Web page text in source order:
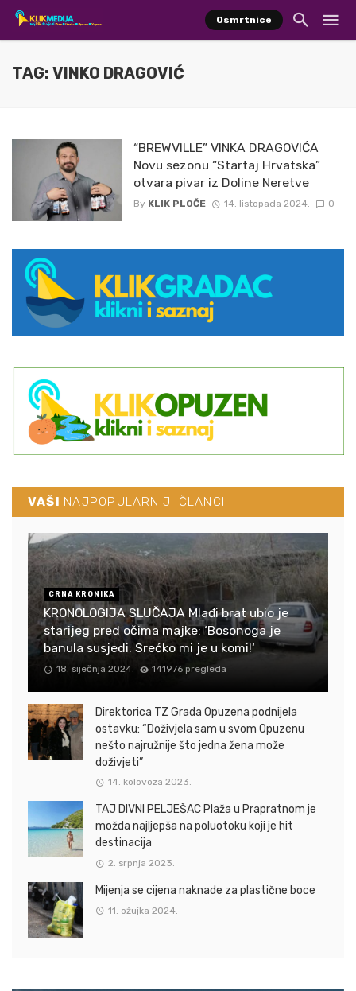
Osmrtnice
TAG: VINKO DRAGOVIĆ
“BREWVILLE” VINKA DRAGOVIĆA
Novu sezonu “Startaj Hrvatska”
otvara pivar iz Doline Neretve
By KLIK PLOČE 14. listopada 2024. 0
VAŠI NAJPOPULARNIJI ČLANCI
CRNA KRONIKA
KRONOLOGIJA SLUČAJA Mlađi brat ubio je
starijeg pred očima majke: ‘Bosonoga je
banula susjedi: Srećko mi je u komi!‘
18. siječnja 2024. 141976 pregleda
Direktorica TZ Grada Opuzena podnijela
ostavku: “Doživjela sam u svom Opuzenu
nešto najružnije što jedna žena može
doživjeti”
14. kolovoza 2023.
TAJ DIVNI PELJEŠAC Plaža u Prapratnom je
možda najljepša na poluotoku koji je hit
destinacija
2. srpnja 2023.
Mijenja se cijena naknade za plastične boce
11. ožujka 2024.